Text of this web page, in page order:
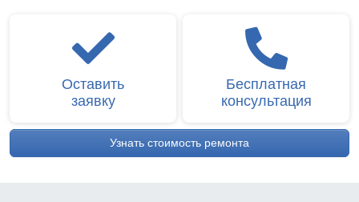
Оставить
заявку
Бесплатная
консультация
Узнать стоимость ремонта